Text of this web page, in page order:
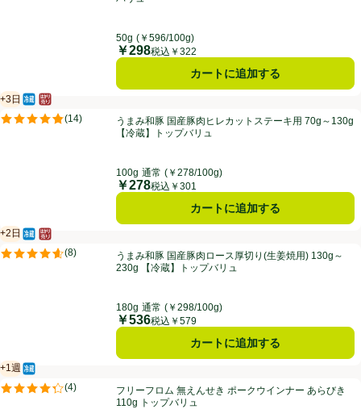
50g (￥596/100g)
価格
￥298税込￥322
カートに追加する
うまみ和豚 国産豚肉ヒレカットステーキ用 70g～130g 【冷蔵】トッ
+3日
賞味・消費期限保証：3日
冷蔵食品
はかり売り（不定貫）
(14)
評価は14件のレビューで5点中4.8点。うまみ和豚 国産豚肉ヒレカットステーキ用 70g～130g
【冷蔵】トップバリュ
100g 通常 (￥278/100g)
価格
￥278税込￥301
カートに追加する
うまみ和豚 国産豚肉ロース厚切り(生姜焼用) 130g～230g 【冷蔵】ト
+2日
賞味・消費期限保証：2日
冷蔵食品
はかり売り（不定貫）
(8)
評価は8件のレビューで5点中4.6点。うまみ和豚 国産豚肉ロース厚切り(生姜焼用) 130g～
230g 【冷蔵】トップバリュ
180g 通常 (￥298/100g)
価格
￥536税込￥579
カートに追加する
フリーフロム 無えんせき ポークウインナー あらびき 110g トップバリ
+1週
賞味・消費期限保証：１週間
冷蔵食品
(4)
評価は4件のレビューで5点中4.3点。フリーフロム 無えんせき ポークウインナー あらびき
110g トップバリュ